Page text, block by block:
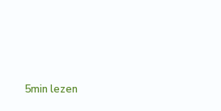
5min lezen